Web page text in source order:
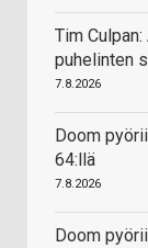
Tim
puhelinten
7.8.2026
Doom
64:llä
7.8.2026
Doom